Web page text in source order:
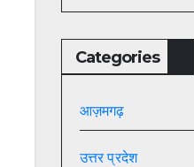
Categories
आज़मगढ़
उत्तर प्रदेश